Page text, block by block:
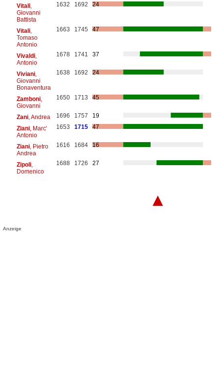
Vitali,
Giovanni
Battista
1632 1692 24
Vitali,
Tomaso
Antonio
1663 1745 47
Vivaldi,
Antonio
1678 1741 37
Viviani,
Giovanni
Bonaventura
1638 1692 24
Zamboni,
Giovanni
1650 1713 45
Zani, Andrea 1696 1757
19
Ziani, Marc'
Antonio
1653 1715 47
Ziani, Pietro
Andrea
1616 1684 16
Zipoli,
Domenico
1688 1726 27
▲
Anzeige